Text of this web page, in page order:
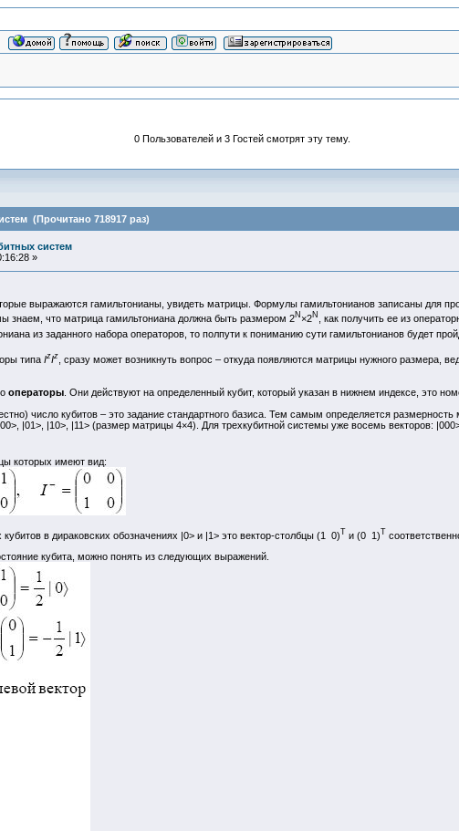
0 Пользователей и 3 Гостей смотрят эту тему.
(Прочитано 718917 раз)
систем
»
выражаются гамильтонианы, увидеть матрицы. Формулы гамильтонианов записаны для
знаем, что матрица гамильтониана должна быть размером 2N×2N , как получить ее из
из заданного набора операторов, то полпути к пониманию сути гамильтонианов будет
типа IzIz , сразу может возникнуть вопрос – откуда появляются матрицы нужного размера,
операторы. Они действуют на определенный кубит, который указан в нижнем индексе, это
число кубитов – это задание стандартного базиса. Тем самым определяется
|01>, |10>, |11> (размер матрицы 4×4). Для трехкубитной системы уже восемь векторов:
которых имеют вид:
в дираковских обозначениях |0> и |1> это вектор-столбцы (1 0)T и (0 1)T
кубита, можно понять из следующих выражений.